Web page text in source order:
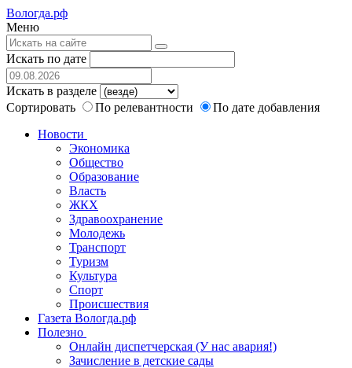
Вологда.рф
Меню
Искать по дате
Искать в разделе
Сортировать
По релевантности
По дате добавления
Новости
Экономика
Общество
Образование
Власть
ЖКХ
Здравоохранение
Молодежь
Транспорт
Туризм
Культура
Спорт
Происшествия
Газета Вологда.рф
Полезно
Онлайн диспетчерская (У нас авария!)
Зачисление в детские сады